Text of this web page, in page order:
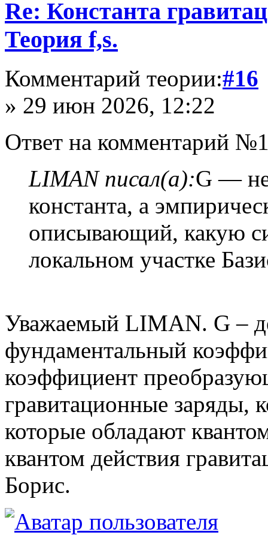
Re: Константа
Теория f,s.
Комментарий теории:#16
» 29 июн 2026, 12:22
Ответ на комментарий
LIMAN писал(а):G —
константа, а
описывающий, какую
локальном участке
Уважаемый LIMAN. G –
фундаментальный
коэффициент
гравитационные заряды,
которые обладают
квантом действия
Борис.